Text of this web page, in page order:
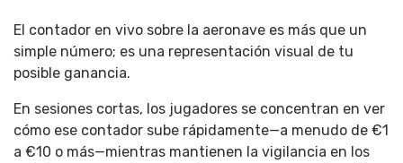
El contador en vivo sobre la aeronave es más que un
simple número; es una representación visual de tu
posible ganancia.
En sesiones cortas, los jugadores se concentran en ver
cómo ese contador sube rápidamente—a menudo de €1
a €10 o más—mientras mantienen la vigilancia en los